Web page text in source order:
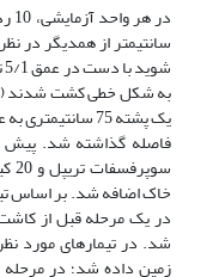
به شکل خطی کشت شدند (Carrubba
یک پشته 75
خاک اضافه شد. بر اساس
در یک مرحله قبل از
شد. در تیمارهای مورد
زمین داده شد؛ در مرحله